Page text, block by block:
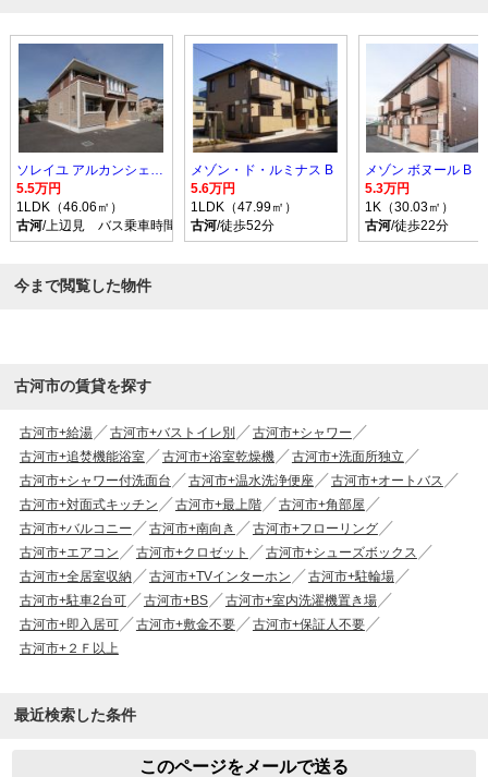
ソレイユ アルカンシェル Ｂ
5.5万円
1LDK（46.06㎡）
古河/上辺見 バス乗車時間10分 停歩9分
メゾン・ド・ルミナス B
5.6万円
1LDK（47.99㎡）
古河/徒歩52分
メゾン ボヌール B
5.3万円
1K（30.03㎡）
古河/徒歩22分
今まで閲覧した物件
古河市の賃貸を探す
古河市+給湯 古河市+バストイレ別
古河市+シャワー
古河市+追焚機能浴室
古河市+浴室乾燥機
古河市+洗面所独立
古河市+シャワー付洗面台
古河市+温水洗浄便座
古河市+オートバス
古河市+対面式キッチン
古河市+最上階
古河市+角部屋
古河市+バルコニー
古河市+南向き
古河市+フローリング
古河市+エアコン
古河市+クロゼット
古河市+シューズボックス
古河市+全居室収納
古河市+TVインターホン
古河市+駐輪場
古河市+駐車2台可
古河市+BS
古河市+室内洗濯機置き場
古河市+即入居可
古河市+敷金不要
古河市+保証人不要
古河市+２Ｆ以上
最近検索した条件
このページをメールで送る